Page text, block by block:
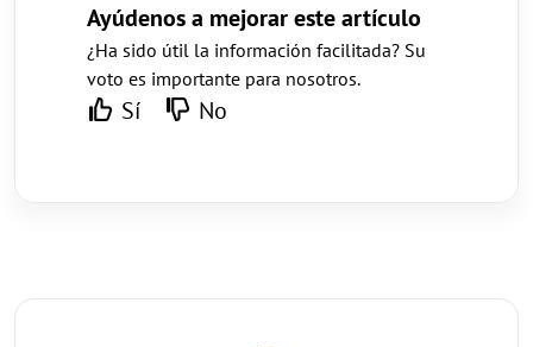
Ayúdenos a mejorar este artículo
¿Ha sido útil la información facilitada? Su
voto es importante para nosotros.
Sí No